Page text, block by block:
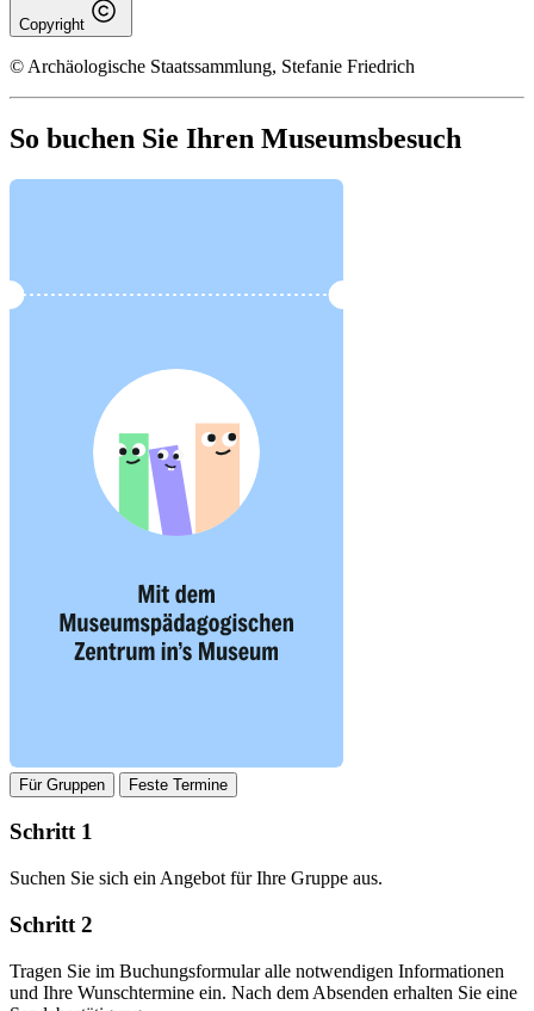
Copyright
© Archäologische Staatssammlung, Stefanie Friedrich
So buchen Sie Ihren Museumsbesuch
Für Gruppen Feste Termine
Schritt 1
Suchen Sie sich ein Angebot für Ihre Gruppe aus.
Schritt 2
Tragen Sie im Buchungsformular alle notwendigen Informationen
und Ihre Wunschtermine ein. Nach dem Absenden erhalten Sie eine